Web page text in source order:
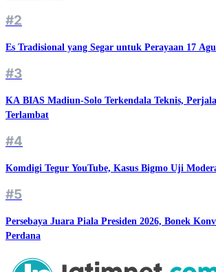
#2
Es Tradisional yang Segar untuk Perayaan 17
#3
KA BIAS Madiun-Solo Terkendala Teknis,
Terlambat
#4
Komdigi Tegur YouTube, Kasus Bigmo Uji
#5
Persebaya Juara Piala Presiden 2026, Bonek
Perdana